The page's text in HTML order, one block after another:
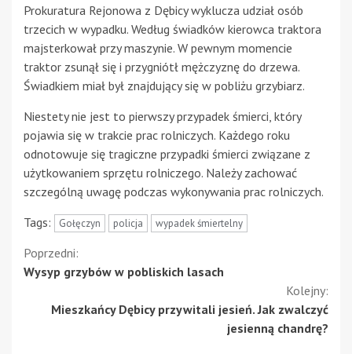
Prokuratura Rejonowa z Dębicy wyklucza udział osób
trzecich w wypadku. Według świadków kierowca traktora
majsterkował przy maszynie. W pewnym momencie
traktor zsunął się i przygniótł mężczyznę do drzewa.
Świadkiem miał był znajdujący się w pobliżu grzybiarz.
Niestety nie jest to pierwszy przypadek śmierci, który
pojawia się w trakcie prac rolniczych. Każdego roku
odnotowuje się tragiczne przypadki śmierci związane z
użytkowaniem sprzętu rolniczego. Należy zachować
szczególną uwagę podczas wykonywania prac rolniczych.
Tags:
Gołęczyn policja wypadek śmiertelny
Kontynuuj
czytanie
Poprzedni:
Wysyp grzybów w pobliskich lasach
Kolejny:
Mieszkańcy Dębicy przywitali jesień. Jak zwalczyć
jesienną chandrę?